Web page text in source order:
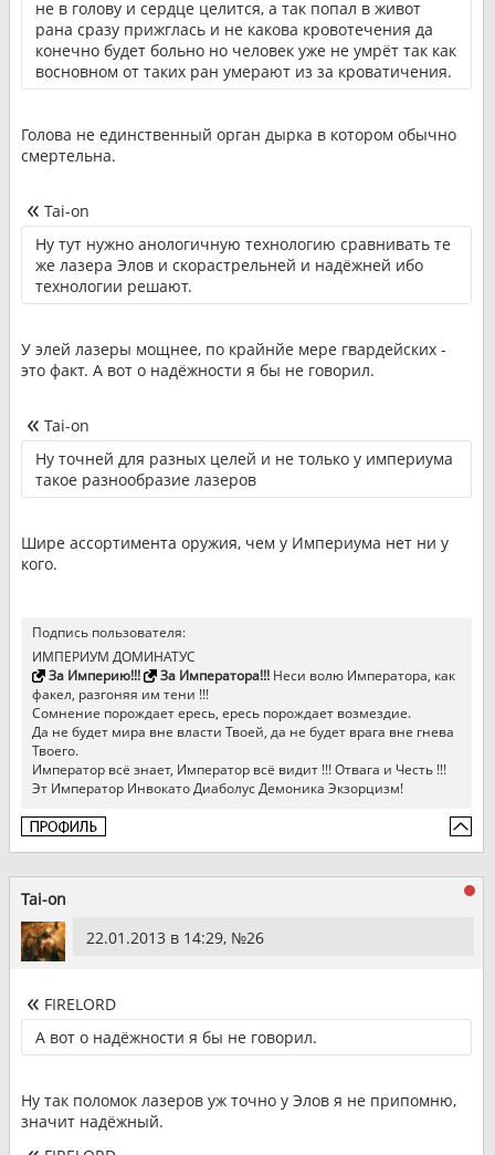
не в голову и сердце целится, а так попал в живот
рана сразу прижглась и не какова кровотечения да
конечно будет больно но человек уже не умрёт так как
восновном от таких ран умерают из за кроватичения.
Голова не единственный орган дырка в котором обычно
смертельна.
Tai-on
Ну тут нужно анологичную технологию сравнивать те
же лазера Элов и скорастрельней и надёжней ибо
технологии решают.
У элей лазеры мощнее, по крайнйе мере гвардейских -
это факт. А вот о надёжности я бы не говорил.
Tai-on
Ну точней для разных целей и не только у империума
такое разнообразие лазеров
Шире ассортимента оружия, чем у Империума нет ни у
кого.
Подпись пользователя:
ИМПЕРИУМ ДОМИНАТУС
За Империю!!!
За Императора!!!Неси волю Императора, как
факел, разгоняя им тени !!!
Сомнение порождает ересь, ересь порождает возмездие.
Да не будет мира вне власти Твоей, да не будет врага вне гнева
Твоего.
Император всё знает, Император всё видит !!! Отвага и Честь !!!
Эт Император Инвокато Диаболус Демоника Экзорцизм!
Tai-on
22.01.2013 в 14:29, №26
FIRELORD
А вот о надёжности я бы не говорил.
Ну так поломок лазеров уж точно у Элов я не припомню,
значит надёжный.